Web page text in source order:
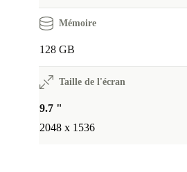
Mémoire
128 GB
Taille de l'écran
9.7 "
2048 x 1536